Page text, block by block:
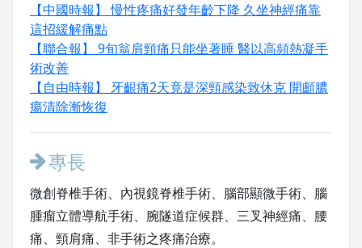
【中國時報】 慢性疼痛好發年齡下降 久坐神經痛靠
這招緩解痛點
【聯合報】 9旬翁肩頸痛只能坐著睡 醫以高頻熱凝手
術改善
【自由時報】 牙齦痛2天竟是深頸感染致休克 開顱膿
瘍清除漸恢復
專長
微創脊椎手術、內視鏡脊椎手術、腦部顯微手術、腦
腫瘤立體導航手術、腕隧道症候群、三叉神經痛、腰
痛、頸肩痛、非手術之疼痛治療。